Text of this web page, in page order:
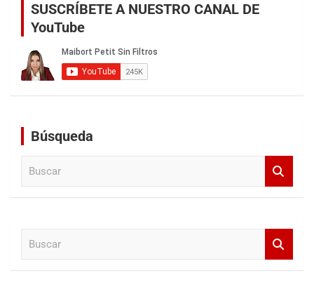
SUSCRÍBETE A NUESTRO CANAL DE
YouTube
Búsqueda